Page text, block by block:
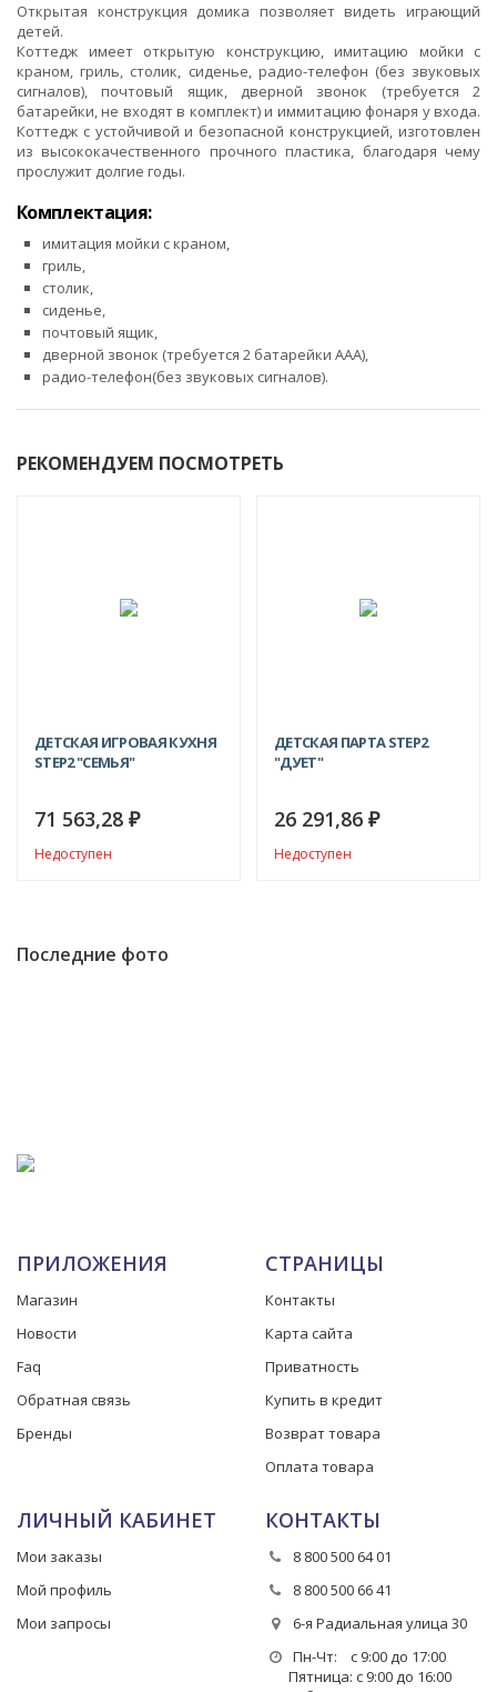
Открытая конструкция домика позволяет видеть играющий
детей.
Коттедж имеет открытую конструкцию, имитацию мойки с
краном, гриль, столик, сиденье, радио-телефон (без звуковых
сигналов), почтовый ящик, дверной звонок (требуется 2
батарейки, не входят в комплект) и иммитацию фонаря у входа.
Коттедж с устойчивой и безопасной конструкцией, изготовлен
из высококачественного прочного пластика, благодаря чему
прослужит долгие годы.
Комплектация:
имитация мойки с краном,
гриль,
столик,
сиденье,
почтовый ящик,
дверной звонок (требуется 2 батарейки ААА),
радио-телефон(без звуковых сигналов).
РЕКОМЕНДУЕМ ПОСМОТРЕТЬ
ДЕТСКАЯ ИГРОВАЯ КУХНЯ
STEP2 "СЕМЬЯ"
71 563,28 ₽
Недоступен
ДЕТСКАЯ ПАРТА STEP2
"ДУЕТ"
26 291,86 ₽
Недоступен
Последние фото
ПРИЛОЖЕНИЯ
Магазин
Новости
Faq
Обратная связь
Бренды
СТРАНИЦЫ
Контакты
Карта сайта
Приватность
Купить в кредит
Возврат товара
Оплата товара
ЛИЧНЫЙ КАБИНЕТ
Мои заказы
Мой профиль
Мои запросы
КОНТАКТЫ
8 800 500 64 01
8 800 500 66 41
6-я Радиальная улица 30
Пн-Чт: с 9:00 до 17:00
Пятница: с 9:00 до 16:00